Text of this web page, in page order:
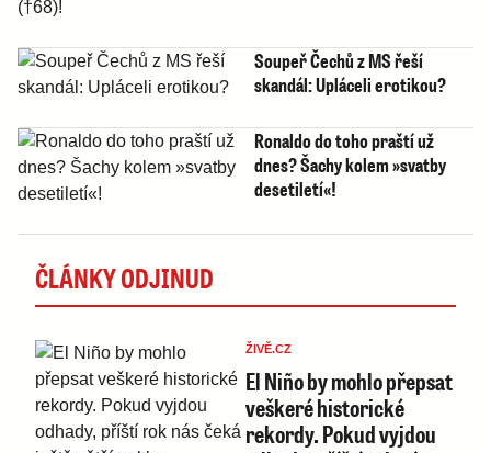
Soupeř Čechů z MS řeší
skandál: Upláceli erotikou?
Ronaldo do toho praští už
dnes? Šachy kolem »svatby
desetiletí«!
ČLÁNKY ODJINUD
ŽIVĚ.CZ
El Niño by mohlo přepsat
veškeré historické
rekordy. Pokud vyjdou